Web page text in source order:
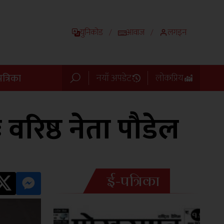
युनिकोड / आवाज / लगइन
नयाँ अपडेट लोकप्रिय
नेता पौडेल
ई-पत्रिका